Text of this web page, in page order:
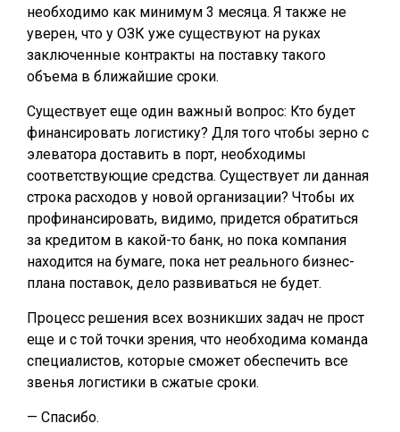
необходимо как минимум 3 месяца. Я также не
уверен, что у ОЗК уже существуют на руках
заключенные контракты на поставку такого
объема в ближайшие сроки.
Существует еще один важный вопрос: Кто будет
финансировать логистику? Для того чтобы зерно с
элеватора доставить в порт, необходимы
соответствующие средства. Существует ли данная
строка расходов у новой организации? Чтобы их
профинансировать, видимо, придется обратиться
за кредитом в какой-то банк, но пока компания
находится на бумаге, пока нет реального бизнес-
плана поставок, дело развиваться не будет.
Процесс решения всех возникших задач не прост
еще и с той точки зрения, что необходима команда
специалистов, которые сможет обеспечить все
звенья логистики в сжатые сроки.
— Спасибо.